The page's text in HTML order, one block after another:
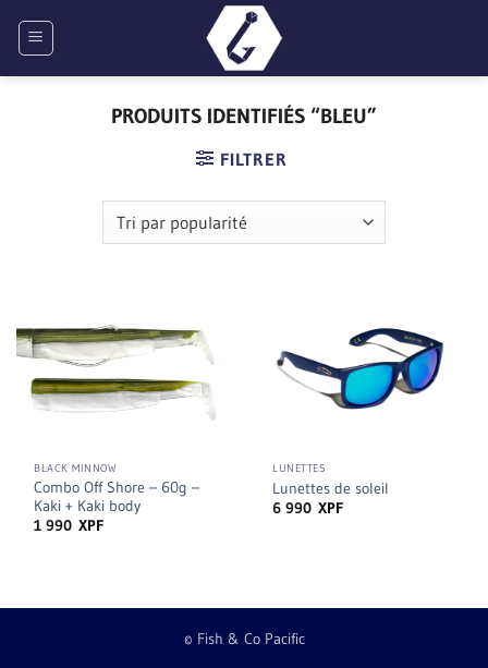
PRODUITS IDENTIFIÉS “BLEU”
FILTRER
BLACK MINNOW
Combo Off Shore – 60g –
Kaki + Kaki body
1 990XPF
LUNETTES
Lunettes de soleil
6 990XPF
© Fish & Co Pacific